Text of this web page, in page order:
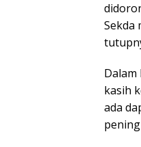
Sekda
Dalam
kasih
ada